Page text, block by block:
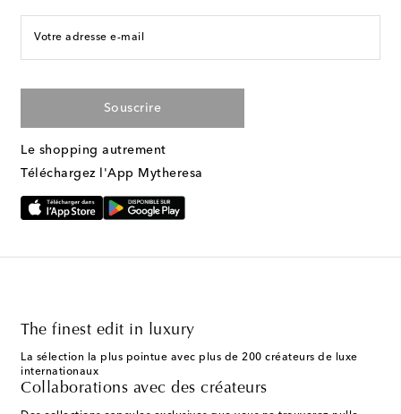
Votre adresse e-mail
Souscrire
Le shopping autrement
Téléchargez l'App Mytheresa
The finest edit in luxury
La sélection la plus pointue avec plus de 200 créateurs de luxe
internationaux
Collaborations avec des créateurs